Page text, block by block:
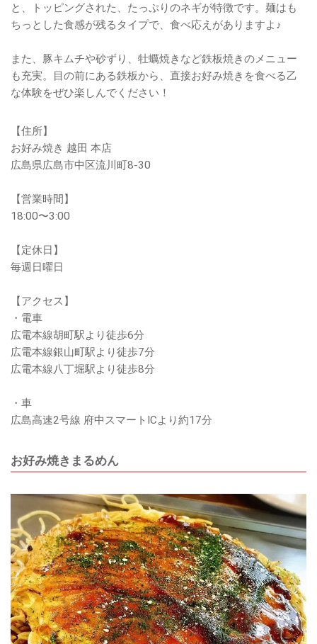
と、トッピングされた、たっぷりのネギが特徴です。麺はも
ちっとした食感が残るタイプで、食べ応えがありますよ♪
また、豚キムチや砂ずり、牡蠣焼きなど鉄板焼きのメニュー
も充実。目の前にある鉄板から、直接お好み焼きを食べる乙
な体験をぜひ楽しんでください！
【住所】
お好み焼き 越田 本店
広島県広島市中区流川町8-30
【営業時間】
18:00〜3:00
【定休日】
毎週日曜日
【アクセス】
・電車
広電本線胡町駅より徒歩6分
広電本線銀山町駅より徒歩7分
広電本線八丁堀駅より徒歩8分
・車
広島高速2号線 府中スマートICより約17分
お好み焼きまるめん